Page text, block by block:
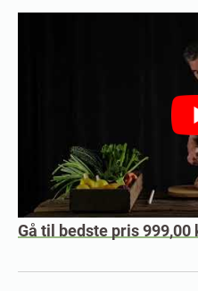
Gå til bedste pris 999,00